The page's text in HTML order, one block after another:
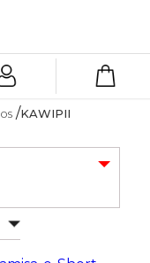
KAWIPII